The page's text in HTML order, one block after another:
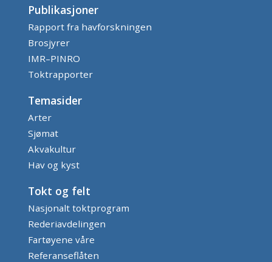
Publikasjoner
Rapport fra havforskningen
Brosjyrer
IMR–PINRO
Toktrapporter
Temasider
Arter
Sjømat
Akvakultur
Hav og kyst
Tokt og felt
Nasjonalt toktprogram
Rederiavdelingen
Fartøyene våre
Referanseflåten